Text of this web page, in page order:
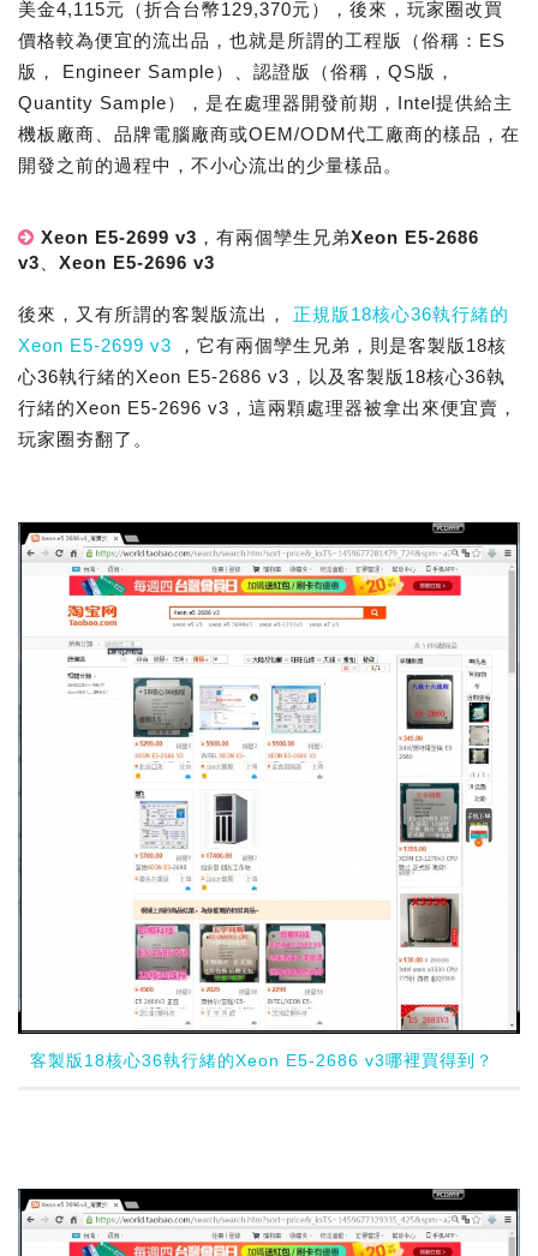
美金4,115元（折合台幣129,370元），後來，玩家圈改買
價格較為便宜的流出品，也就是所謂的工程版（俗稱：ES
版， Engineer Sample）、認證版（俗稱，QS版，
Quantity Sample），是在處理器開發前期，Intel提供給主
機板廠商、品牌電腦廠商或OEM/ODM代工廠商的樣品，在
開發之前的過程中，不小心流出的少量樣品。
Xeon E5-2699 v3，有兩個孿生兄弟Xeon E5-2686
v3、Xeon E5-2696 v3
後來，又有所謂的客製版流出， 正規版18核心36執行緒的
Xeon E5-2699 v3 ，它有兩個孿生兄弟，則是客製版18核
心36執行緒的Xeon E5-2686 v3，以及客製版18核心36執
行緒的Xeon E5-2696 v3，這兩顆處理器被拿出來便宜賣，
玩家圈夯翻了。
客製版18核心36執行緒的Xeon E5-2686 v3哪裡買得到？